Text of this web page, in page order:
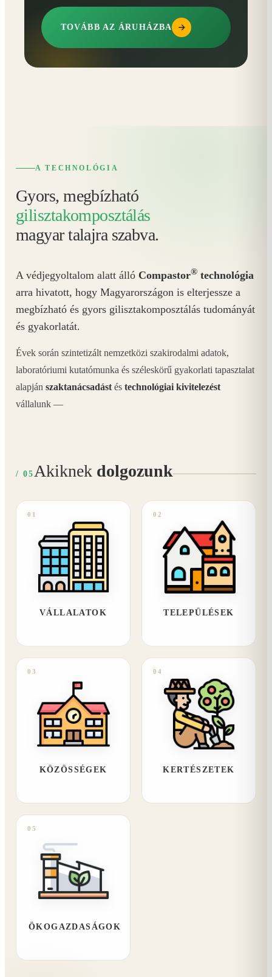
TOVÁBB AZ ÁRUHÁZBA
A TECHNOLÓGIA
Gyors, megbízható
gilisztakomposztálás
magyar talajra szabva.
A védjegyoltalom alatt álló Compastor® technológia
arra hivatott, hogy Magyarországon is elterjessze a
megbízható és gyors gilisztakomposztálás tudományát
és gyakorlatát.
Évek során szintetizált nemzetközi szakirodalmi adatok,
laboratóriumi kutatómunka és széleskörű gyakorlati tapasztalat
alapján szaktanácsadást és technológiai kivitelezést
vállalunk —
/ 05 Akiknek dolgozunk
01
VÁLLALATOK
02
TELEPÜLÉSEK
03
KÖZÖSSÉGEK
04
KERTÉSZETEK
05
ÖKOGAZDASÁGOK